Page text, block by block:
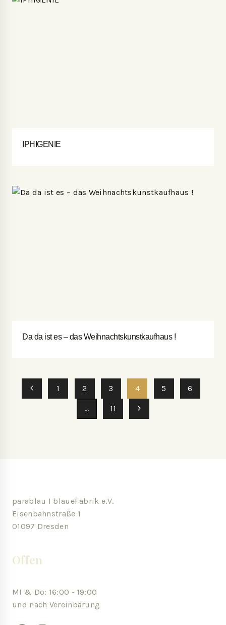
IPHIGENIE
Da da ist es – das Weihnachtskunstkaufhaus !
1 2 3 4 5 6
… 11
parablau I blaueFabrik e.V.
Eisenbahnstraße 1
01097 Dresden
Offen
MI & Do: 16:00 - 19:00
und nach Vereinbarung